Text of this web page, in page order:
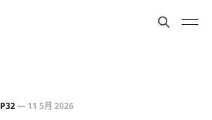
— 11 5月 2026